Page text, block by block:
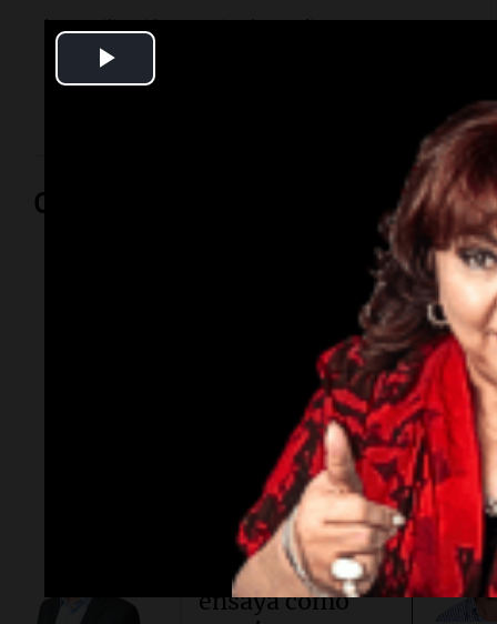
La movilización, organizada por diversas
organizaciones, culminó en enfrentamientos con
fuerzas de seguridad y varios detenidos, mientras el
debate sobre la ley continúa en el Senado.
Opinión
Conflicto en
Asia. Taiwán
ensaya cómo
Por
Por